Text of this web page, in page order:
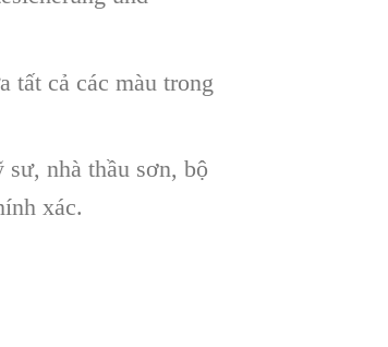
tất cả các màu trong
nhà thầu sơn, bộ
xác.